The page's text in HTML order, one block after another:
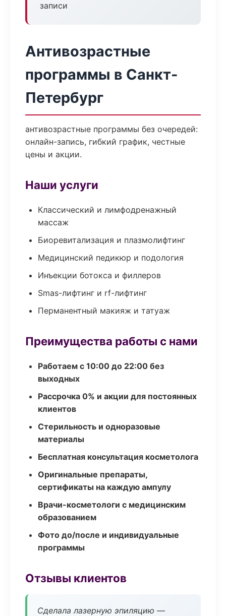
записи
Антивозрастные
программы в Санкт-
Петербург
антивозрастные программы без очередей:
онлайн-запись, гибкий график, честные
цены и акции.
Наши услуги
Классический и лимфодренажный
массаж
Биоревитализация и плазмолифтинг
Медицинский педикюр и подология
Инъекции ботокса и филлеров
Smas-лифтинг и rf-лифтинг
Перманентный макияж и татуаж
Преимущества работы с нами
Работаем с 10:00 до 22:00 без
выходных
Рассрочка 0% и акции для постоянных
клиентов
Стерильность и одноразовые
материалы
Бесплатная консультация косметолога
Оригинальные препараты,
сертификаты на каждую ампулу
Врачи-косметологи с медицинским
образованием
Фото до/после и индивидуальные
программы
Отзывы клиентов
Сделала лазерную эпиляцию —